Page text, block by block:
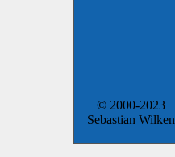
© 2000-2023
Sebastian Wilken